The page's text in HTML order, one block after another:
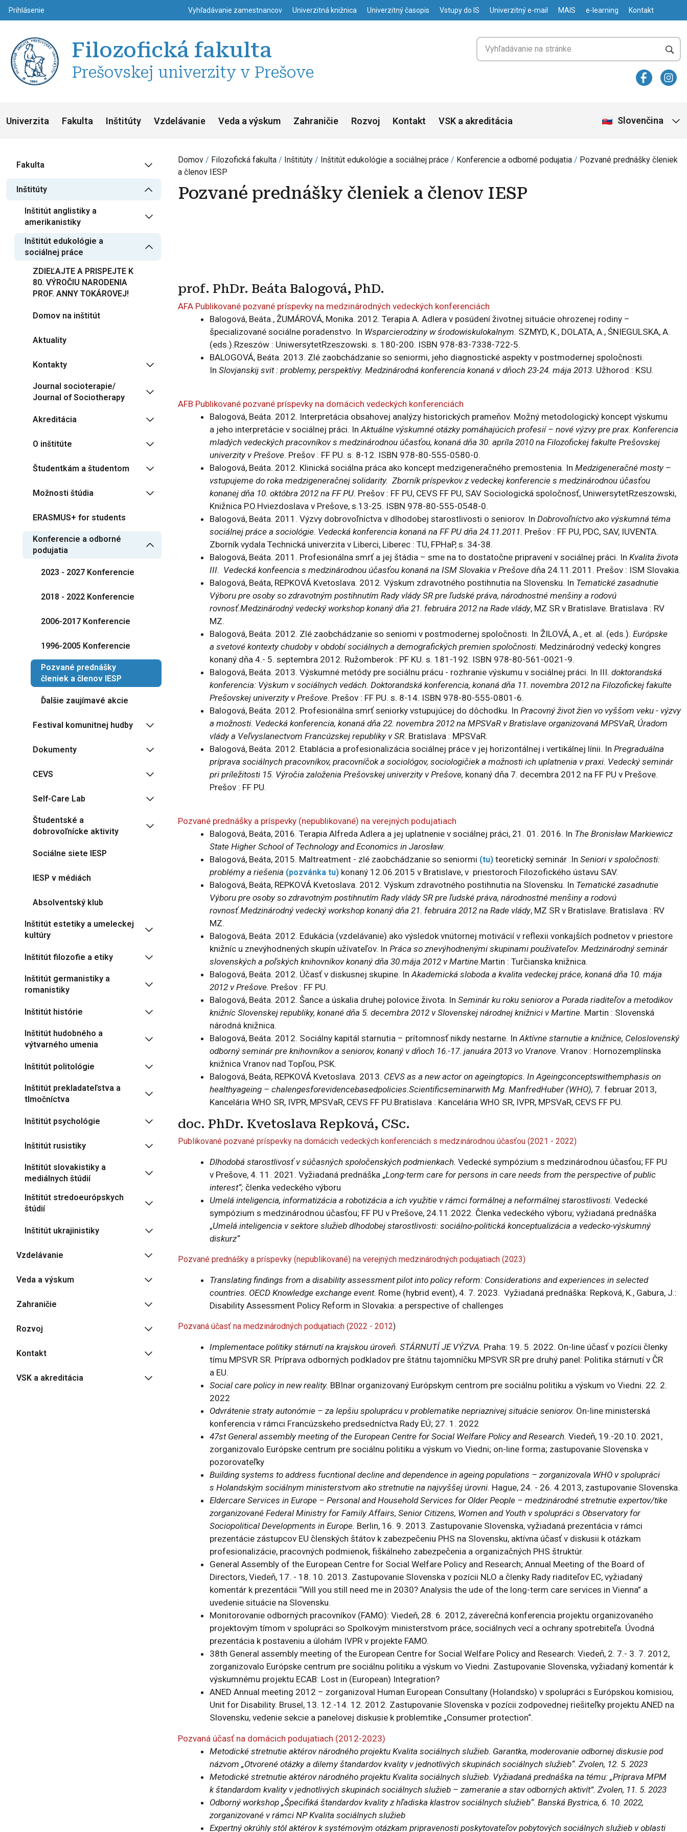
Skočiť na hlavný obsah
Používateľské menu
Prihlásenie Top menu
Vyhľadávanie zamestnancov Univerzitná knižnica Univerzitný časopis Vstupy do IS Univerzitný e-mail MAIS e-learning Kontakt
Filozofická fakulta
Prešovskej univerzity v Prešove
Univerzita Fakulta Inštitúty Vzdelávanie Veda a výskum Zahraničie Rozvoj Kontakt VSK a akreditácia Slovenčina
Domov Filozofická fakulta Inštitúty Inštitút edukológie a sociálnej práce Konferencie a odborné podujatia
Pozvané prednášky členiek
a členov IESP
Pozvané prednášky členiek a členov IESP
prof. PhDr. Beáta Balogová, PhD.
AFA Publikované pozvané príspevky na medzinárodných vedeckých konferenciách
Balogová, Beáta., ŽUMÁROVÁ, Monika. 2012. Terapia A. Adlera v posúdení životnej situácie ohrozenej rodiny –
špecializované sociálne poradenstvo. In Wsparcierodziny w środowiskulokalnym. SZMYD, K., DOLATA, A., ŚNIEGULSKA, A.
(eds.).Rzeszów : UniwersytetRzeszowski. s. 180-200. ISBN 978-83-7338-722-5.
BALOGOVÁ, Beáta. 2013. Zlé zaobchádzanie so seniormi, jeho diagnostické aspekty v postmodernej spoločnosti.
In Slovjanskij svit : problemy, perspektívy. Medzinárodná konferencia konaná v dňoch 23-24. mája 2013. Užhorod : KSU.
AFB Publikované pozvané príspevky na domácich vedeckých konferenciách
Balogová, Beáta. 2012. Interpretácia obsahovej analýzy historických prameňov. Možný metodologický koncept výskumu
a jeho interpretácie v sociálnej práci. InAktuálne výskumné otázky pomáhajúcich profesií – nové výzvy pre prax. Konferencia
mladých vedeckých pracovníkov s medzinárodnou účasťou, konaná dňa 30. apríla 2010 na Filozofickej fakulte Prešovskej
univerzity v Prešove. Prešov : FF PU. s. 8-12. ISBN 978-80-555-0580-0.
Balogová, Beáta. 2012. Klinická sociálna práca ako koncept medzigeneračného premostenia. In Medzigeneračné mosty –
vstupujeme do roka medzigeneračnej solidarity. Zborník príspevkov z vedeckej konferencie s medzinárodnou účasťou
konanej dňa 10. októbra 2012 na FF PU. Prešov : FF PU, CEVS FF PU, SAV Sociologická spoločnosť, UniwersytetRzeszowski,
Knižnica P.O.Hviezdoslava v Prešove, s.13-25. ISBN 978-80-555-0548-0.
Balogová, Beáta. 2011. Výzvy dobrovoľníctva v dlhodobej starostlivosti o seniorov. In Dobrovoľníctvo ako výskumná téma
sociálnej práce a sociológie. Vedecká konferencia konaná na FF PU dňa 24.11.2011. Prešov : FF PU, PDC, SAV, IUVENTA.
Zborník vydala Technická univerzita v Liberci, Liberec : TU, FPHaP, s. 34-38.
Balogová, Beáta. 2011. Profesionálna smrť a jej štádia – sme na to dostatočne pripravení v sociálnej práci. In Kvalita života
III. Vedecká konfeencia s medzinárodnou účasťou konaná na ISM Slovakia v Prešove dňa 24.11.2011. Prešov : ISM Slovakia.
Balogová, Beáta, REPKOVÁ Kvetoslava. 2012. Výskum zdravotného postihnutia na Slovensku. In Tematické zasadnutie
Výboru pre osoby so zdravotným postihnutím Rady vlády SR pre ľudské práva, národnostné menšiny a rodovú
rovnosť.Medzinárodný vedecký workshop konaný dňa 21. februára 2012 na Rade vlády, MZ SR v Bratislave. Bratislava : RV
MZ.
Balogová, Beáta. 2012. Zlé zaobchádzanie so seniomi v postmodernej spoločnosti. In ŽILOVÁ, A., et. al. (eds.). Európske
a svetové kontexty chudoby v období sociálnych a demografických premien spoločnosti. Medzinárodný vedecký kongres
konaný dňa 4.- 5. septembra 2012. Ružomberok : PF KU. s. 181-192. ISBN 978-80-561-0021-9.
Balogová, Beáta. 2013. Výskumné metódy pre sociálnu prácu - rozhranie výskumu v sociálnej práci. In III. doktorandská
konferencia: Výskum v sociálnych vedách. Doktorandská konferencia, konaná dňa 11. novembra 2012 na Filozofickej fakulte
Prešovskej univerzity v Prešove. Prešov : FF PU. s. 8-14. ISBN 978-80-555-0801-6.
Balogová, Beáta. 2012. Profesionálna smrť seniorky vstupujúcej do dôchodku. In Pracovný život žien vo vyššom veku - výzvy
a možnosti. Vedecká konferencia, konaná dňa 22. novembra 2012 na MPSVaR v Bratislave organizovaná MPSVaR, Úradom
vlády a Veľvyslanectvom Francúzskej republiky v SR. Bratislava : MPSVaR.
Balogová, Beáta. 2012. Etablácia a profesionalizácia sociálnej práce v jej horizontálnej i vertikálnej línii. In Pregraduálna
príprava sociálnych pracovníkov, pracovníčok a sociológov, sociologičiek a možnosti ich uplatnenia v praxi. Vedecký seminár
pri príležitosti 15. Výročia založenia Prešovskej univerzity v Prešove, konaný dňa 7. decembra 2012 na FF PU v Prešove.
Prešov : FF PU.
Pozvané prednášky a príspevky (nepublikované) na verejných podujatiach
Balogová, Beáta, 2016. Terapia Alfreda Adlera a jej uplatnenie v sociálnej práci , 21. 01. 2016. In The Bronisław Markiewicz
State Higher School of Technology and Economics in Jarosław.
Balogová, Beáta, 2015. Maltreatment - zlé zaobchádzanie so seniormi (tu) teoretický seminár .In Seniori v spoločnosti:
problémy a riešenia (pozvánka tu) konaný 12.06.2015 v Bratislave, v priestoroch Filozofického ústavu SAV.
Balogová, Beáta, REPKOVÁ Kvetoslava. 2012. Výskum zdravotného postihnutia na Slovensku. In Tematické zasadnutie
Výboru pre osoby so zdravotným postihnutím Rady vlády SR pre ľudské práva, národnostné menšiny a rodovú
rovnosť.Medzinárodný vedecký workshop konaný dňa 21. februára 2012 na Rade vlády, MZ SR v Bratislave. Bratislava : RV
MZ.
Balogová, Beáta. 2012. Edukácia (vzdelávanie) ako výsledok vnútornej motivácií v reflexii vonkajších podnetov v priestore
knižníc u znevýhodnených skupín užívateľov. In Práca so znevýhodnenými skupinami používateľov. Medzinárodný seminár
slovenských a poľských knihovníkov konaný dňa 30.mája 2012 v Martine.Martin : Turčianska knižnica.
Balogová, Beáta. 2012. Účasť v diskusnej skupine. In Akademická sloboda a kvalita vedeckej práce, konaná dňa 10. mája
2012 v Prešove. Prešov : FF PU.
Balogová, Beáta. 2012. Šance a úskalia druhej polovice života. In Seminár ku roku seniorov a Porada riaditeľov a metodikov
knižníc Slovenskej republiky, konané dňa 5. decembra 2012 v Slovenskej národnej knižnici v Martine. Martin : Slovenská
národná knižnica.
Balogová, Beáta. 2012. Sociálny kapitál starnutia – prítomnosť nikdy nestarne. InAktívne starnutie a knižnice, Celoslovenský
odborný seminár pre knihovníkov a seniorov, konaný v dňoch 16.-17. januára 2013 vo Vranove. Vranov : Hornozemplínska
knižnica Vranov nad Topľou, PSK.
Balogová, Beáta, REPKOVÁ Kvetoslava. 2013. CEVS as a new actor on ageingtopics. In Ageingconceptswithemphasis on
healthyageing – chalengesforevidencebasedpolicies.Scientificseminarwith Mg. ManfredHuber (WHO), 7. februar 2013,
Kancelária WHO SR, IVPR, MPSVaR, CEVS FF PU.Bratislava : Kancelária WHO SR, IVPR, MPSVaR, CEVS FF PU.
doc. PhDr. Kvetoslava Repková, CSc.
Publikované pozvané príspevky na domácich vedeckých konferenciách s medzinárodnou účasťou (2021 - 2022)
Dlhodobá starostlivosť v súčasných spoločenských podmienkach. Vedecké sympózium s medzinárodnou účasťou; FF PU
v Prešove, 4. 11. 2021. Vyžiadaná prednáška „Long-term care for persons in care needs from the perspective of public
interest“; členka vedeckého výboru
Umelá inteligencia, informatizácia a robotizácia a ich využitie v rámci formálnej a neformálnej starostlivosti. Vedecké
sympózium s medzinárodnou účasťou; FF PU v Prešove, 24.11.2022. Členka vedeckého výboru; vyžiadaná prednáška
„Umelá inteligencia v sektore služieb dlhodobej starostlivosti: sociálno-politická konceptualizácia a vedecko-výskumný
diskurz“
Pozvané prednášky a príspevky (nepublikované) na verejných medzinárodných podujatiach (2023)
Translating findings from a disability assessment pilot into policy reform: Considerations and experiences in selected
countries. OECD Knowledge exchange event. Rome (hybrid event), 4. 7. 2023. Vyžiadaná prednáška: Repková, K., Gabura, J.:
Disability Assessment Policy Reform in Slovakia: a perspective of challenges
Pozvaná účasť na medzinárodných podujatiach (2022 - 2012)
Implementace politiky stárnutí na krajskou úroveň. STÁRNUTÍ JE VÝZVA. Praha: 19. 5. 2022. On-line účasť v pozícii členky
tímu MPSVR SR. Príprava odborných podkladov pre štátnu tajomníčku MPSVR SR pre druhý panel: Politika stárnutí v ČR
a EU.
Social care policy in new reality. BBInar organizovaný Európskym centrom pre sociálnu politiku a výskum vo Viedni. 22. 2.
2022
Odvrátenie straty autonómie – za lepšiu spoluprácu v problematike nepriaznivej situácie seniorov. On-line ministerská
konferencia v rámci Francúzskeho predsedníctva Rady EÚ; 27. 1. 2022
47st General assembly meeting of the European Centre for Social Welfare Policy and Research. Viedeň, 19.-20.10. 2021,
zorganizovalo Európske centrum pre sociálnu politiku a výskum vo Viedni; on-line forma; zastupovanie Slovenska v
pozorovateľky
Building systems to address fucntional decline and dependence in ageing populations – zorganizovala WHO v spolupráci
s Holandským sociálnym ministerstvom ako stretnutie na najvyššej úrovni. Hague, 24. - 26. 4.2013, zastupovanie Slovenska.
Eldercare Services in Europe – Personal and Household Services for Older People – medzinárodné stretnutie expertov/tike
zorganizované Federal Ministry for Family Affairs, Senior Citizens, Women and Youth v spolupráci s Observatory for
Sociopolitical Developments in Europe. Berlin, 16. 9. 2013. Zastupovanie Slovenska, vyžiadaná prezentácia v rámci
prezentácie zástupcov EU členských štátov k zabezpečeniu PHS na Slovensku, aktívna účasť v diskusii k otázkam
profesionalizácie, pracovných podmienok, fiškálneho zabezpečenia a organizačných PHS štruktúr.
General Assembly of the European Centre for Social Welfare Policy and Research; Annual Meeting of the Board of
Directors, Viedeň, 17. - 18. 10. 2013. Zastupovanie Slovenska v pozícii NLO a členky Rady riaditeľov EC, vyžiadaný
komentár k prezentácii “Will you still need me in 2030? Analysis the ude of the long-term care services in Vienna” a
uvedenie situácie na Slovensku.
Monitorovanie odborných pracovníkov (FAMO): Viedeň, 28. 6. 2012, záverečná konferencia projektu organizovaného
projektovým tímom v spolupráci so Spolkovým ministerstvom práce, sociálnych vecí a ochrany spotrebiteľa. Úvodná
prezentácia k postaveniu a úlohám IVPR v projekte FAMO.
38th General assembly meeting of the European Centre for Social Welfare Policy and Research: Viedeň, 2. 7.- 3. 7. 2012,
zorganizovalo Európske centrum pre sociálnu politiku a výskum vo Viedni. Zastupovanie Slovenska, vyžiadaný komentár k
výskumnému projektu ECAB: Lost in (European) Integration?
ANED Annual meeting 2012 – zorganizoval Human European Consultany (Holandsko) v spolupráci s Európskou komisiou,
Unit for Disability. Brusel, 13. 12.-14. 12. 2012. Zastupovanie Slovenska v pozícii zodpovednej riešiteľky projektu ANED na
Slovensku, vedenie sekcie a panelovej diskusie k problemtike „Consumer protection“.
Pozvaná účasť na domácich podujatiach (2012-2023)
Metodické stretnutie aktérov národného projektu Kvalita sociálnych služieb. Garantka, moderovanie odbornej diskusie pod
názvom „Otvorené otázky a dilemy štandardov kvality v jednotlivých skupinách sociálnych služieb“. Zvolen, 12. 5. 2023
Metodické stretnutie aktérov národného projektu Kvalita sociálnych služieb. Vyžiadaná prednáška na tému: „Príprava MPM
k štandardom kvality v jednotlivých skupinách sociálnych služieb – zameranie a stav odborných aktivít”. Zvolen, 11. 5. 2023
Odborný workshop „Špecifiká štandardov kvality z hľadiska klastrov sociálnych služieb“. Banská Bystrica, 6. 10. 2022,
zorganizované v rámci NP Kvalita sociálnych služieb
Expertný okrúhly stôl aktérov k systémovým otázkam pripravenosti poskytovateľov pobytových sociálnych služieb v oblasti
Fakulta
Inštitúty
Inštitút anglistiky a
amerikanistiky
Inštitút edukológie a
sociálnej práce
ZDIEĽAJTE A PRISPEJTE K
80. VÝROČIU NARODENIA
PROF. ANNY TOKÁROVEJ!
Domov na inštitút
Aktuality
Kontakty
Journal socioterapie/
Journal of Sociotherapy
Akreditácia
O inštitúte
Študentkám a študentom
Možnosti štúdia
ERASMUS+ for students
Konferencie a odborné
podujatia
2023 - 2027 Konferencie
2018 - 2022 Konferencie
2006-2017 Konferencie
1996-2005 Konferencie
Pozvané prednášky
členiek a členov IESP
Ďalšie zaujímavé akcie
Festival komunitnej hudby
Dokumenty
CEVS
Self-Care Lab
Študentské a
dobrovoľnícke aktivity
Sociálne siete IESP
IESP v médiách
Absolventský klub
Inštitút estetiky a umeleckej
kultúry
Inštitút filozofie a etiky
Inštitút germanistiky a
romanistiky
Inštitút histórie
Inštitút hudobného a
výtvarného umenia
Inštitút politológie
Inštitút prekladateľstva a
tlmočníctva
Inštitút psychológie
Inštitút rusistiky
Inštitút slovakistiky a
mediálnych štúdií
Inštitút stredoeurópskych
štúdií
Inštitút ukrajinistiky
Vzdelávanie
Veda a výskum
Zahraničie
Rozvoj
Kontakt
VSK a akreditácia